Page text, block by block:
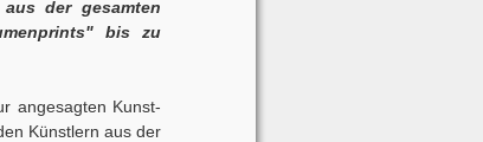
der gesamten
bis zu
angesagten Kunst-
Künstlern aus der